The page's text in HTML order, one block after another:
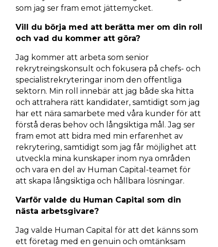
som jag ser fram emot jättemycket.
Vill du börja med att berätta mer om din roll
och vad du kommer att göra?
Jag kommer att arbeta som senior
rekrytreingskonsult och fokusera på chefs- och
specialistrekryteringar inom den offentliga
sektorn. Min roll innebär att jag både ska hitta
och attrahera rätt kandidater, samtidigt som jag
har ett nära samarbete med våra kunder för att
förstå deras behov och långsiktiga mål. Jag ser
fram emot att bidra med min erfarenhet av
rekrytering, samtidigt som jag får möjlighet att
utveckla mina kunskaper inom nya områden
och vara en del av Human Capital-teamet för
att skapa långsiktiga och hållbara lösningar.
Varför valde du Human Capital som din
nästa arbetsgivare?
Jag valde Human Capital för att det känns som
ett företag med en genuin och omtänksam